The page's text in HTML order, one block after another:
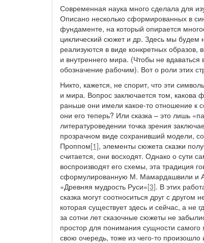
Современная наука много сделала для
Описано несколько сформированных в
фундаменте, на который опирается
циклический сюжет и др. Здесь мы будем
реализуются в виде конкретных
и внутреннего мира. (Чтобы не
обозначение рабочим). Вот о роли этих
Никто, кажется, не спорит, что эти
и мира. Вопрос заключается том, какова
раньше они имели какое-то отношение к
они его теперь? Или сказка – это лишь
литературоведении точка зрения
прозрачном виде сохранивший модели,
Проппом[1], элементы сюжета сказки
считается, они восходят. Однако о сути
воспроизводят его схемы, эта традиция
сформулированную М. Мамардашвили и
«Древняя мудрость Руси»[3]. В этих
сказка могут соотноситься друг с
которая существует здесь и сейчас, а
за сотни лет сказочные сюжеты не
простор для понимания сущности самого
свою очередь, тоже из чего-то произошло